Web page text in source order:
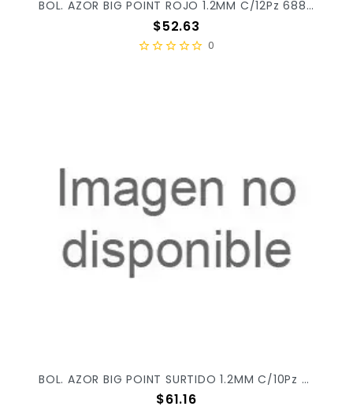
BOL. AZOR BIG POINT ROJO 1.2MM C/12Pz 6880 X/30
Precio
$52.63
0
BOL. AZOR BIG POINT SURTIDO 1.2MM C/10Pz 6880 X/24
Precio
$61.16